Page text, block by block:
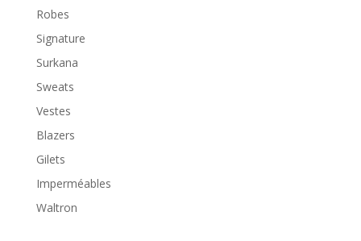
Robes
Signature
Surkana
Sweats
Vestes
Blazers
Gilets
Imperméables
Waltron